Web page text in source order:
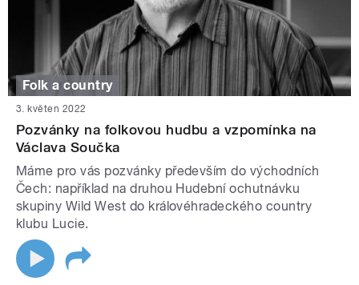
Folk a country
3. květen 2022
Pozvánky na folkovou hudbu a vzpomínka na
Václava Součka
Máme pro vás pozvánky především do východních
Čech: například na druhou Hudební ochutnávku
skupiny Wild West do královéhradeckého country
klubu Lucie.